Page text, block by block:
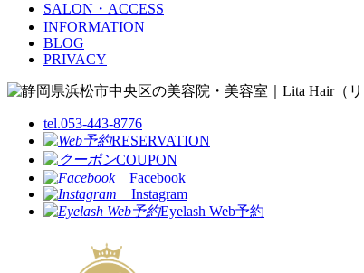
SALON・ACCESS
INFORMATION
BLOG
PRIVACY
tel.053-443-8776
RESERVATION
COUPON
Facebook
Instagram
Eyelash Web予約